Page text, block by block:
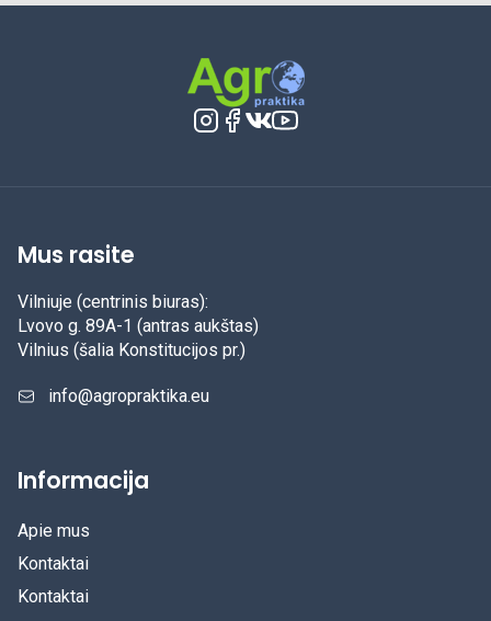
Mus rasite
Vilniuje (centrinis biuras):
Lvovo g. 89A-1 (antras aukštas)
Vilnius (šalia Konstitucijos pr.)
info@agropraktika.eu
Informacija
Apie mus
Kontaktai
Kontaktai